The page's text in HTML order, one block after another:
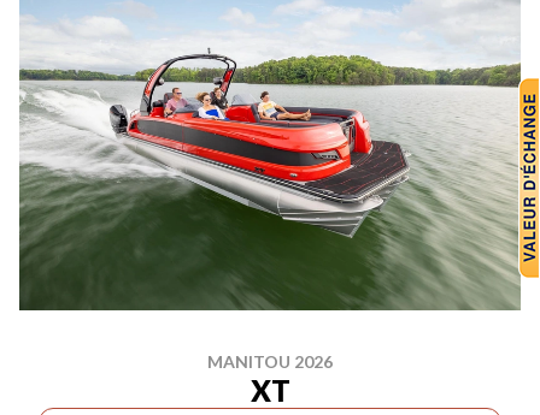
MANITOU 2026
XT